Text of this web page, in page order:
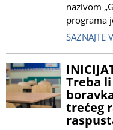
nazivom
programa
SAZNAJTE
Treba
trećeg